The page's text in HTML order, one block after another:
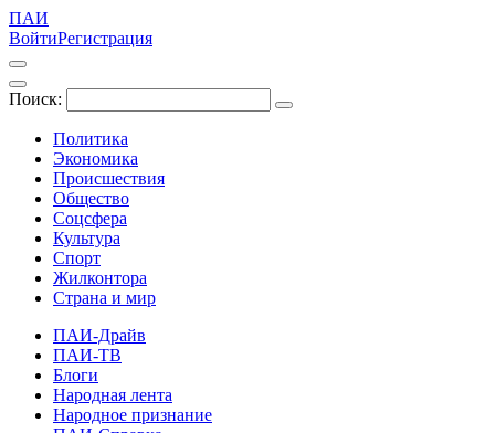
ПАИ
ВойтиРегистрация
Поиск:
Политика
Экономика
Происшествия
Общество
Соцсфера
Культура
Спорт
Жилконтора
Страна и мир
ПАИ-Драйв
ПАИ-ТВ
Блоги
Народная лента
Народное признание